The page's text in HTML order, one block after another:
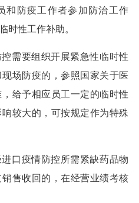
和防疫工作者参加防治工作
时性工作补助。
需要组织开展紧急性临时性
场防疫的，参照国家关于医
给予相应员工一定的临时性
较大的，可按规定作为特殊
口疫情防控所需紧缺药品物
售收回的，在经营业绩考核